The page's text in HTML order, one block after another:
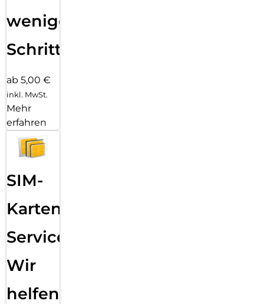
wenigen
Schritten
ab 5,00 €
inkl. MwSt.
Mehr
erfahren
SIM-
Karten
Service:
Wir
helfen